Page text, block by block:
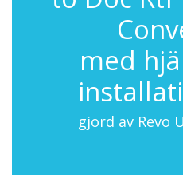
med
gjord av Revo